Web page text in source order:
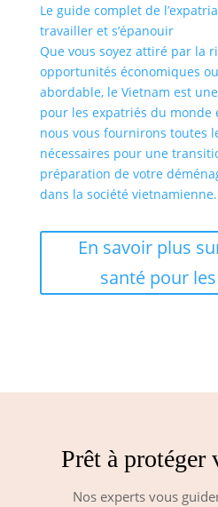
Le guide complet de
travailler et s’épanouir
Que vous soyez attiré par la
opportunités économiques
abordable, le Vietnam est
pour les expatriés du monde
nous vous fournirons toutes
nécessaires pour une
préparation de votre
dans la société vietnamienne.
En savoir plus
santé pour
Prêt à protéger
Nos experts vous